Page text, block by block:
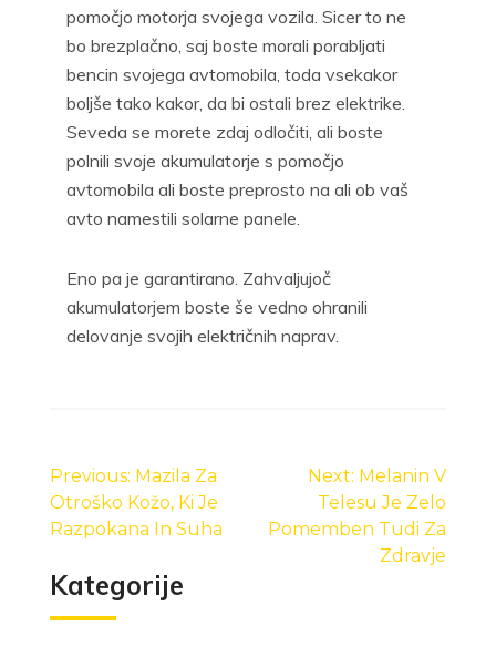
pomočjo motorja svojega vozila. Sicer to ne
bo brezplačno, saj boste morali porabljati
bencin svojega avtomobila, toda vsekakor
boljše tako kakor, da bi ostali brez elektrike.
Seveda se morete zdaj odločiti, ali boste
polnili svoje akumulatorje s pomočjo
avtomobila ali boste preprosto na ali ob vaš
avto namestili solarne panele.
Eno pa je garantirano. Zahvaljujoč
akumulatorjem boste še vedno ohranili
delovanje svojih električnih naprav.
prispevka
Previous: Mazila Za
Otroško Kožo, Ki Je
Razpokana In Suha
Next: Melanin V
Telesu Je Zelo
Pomemben Tudi Za
Zdravje
Kategorije